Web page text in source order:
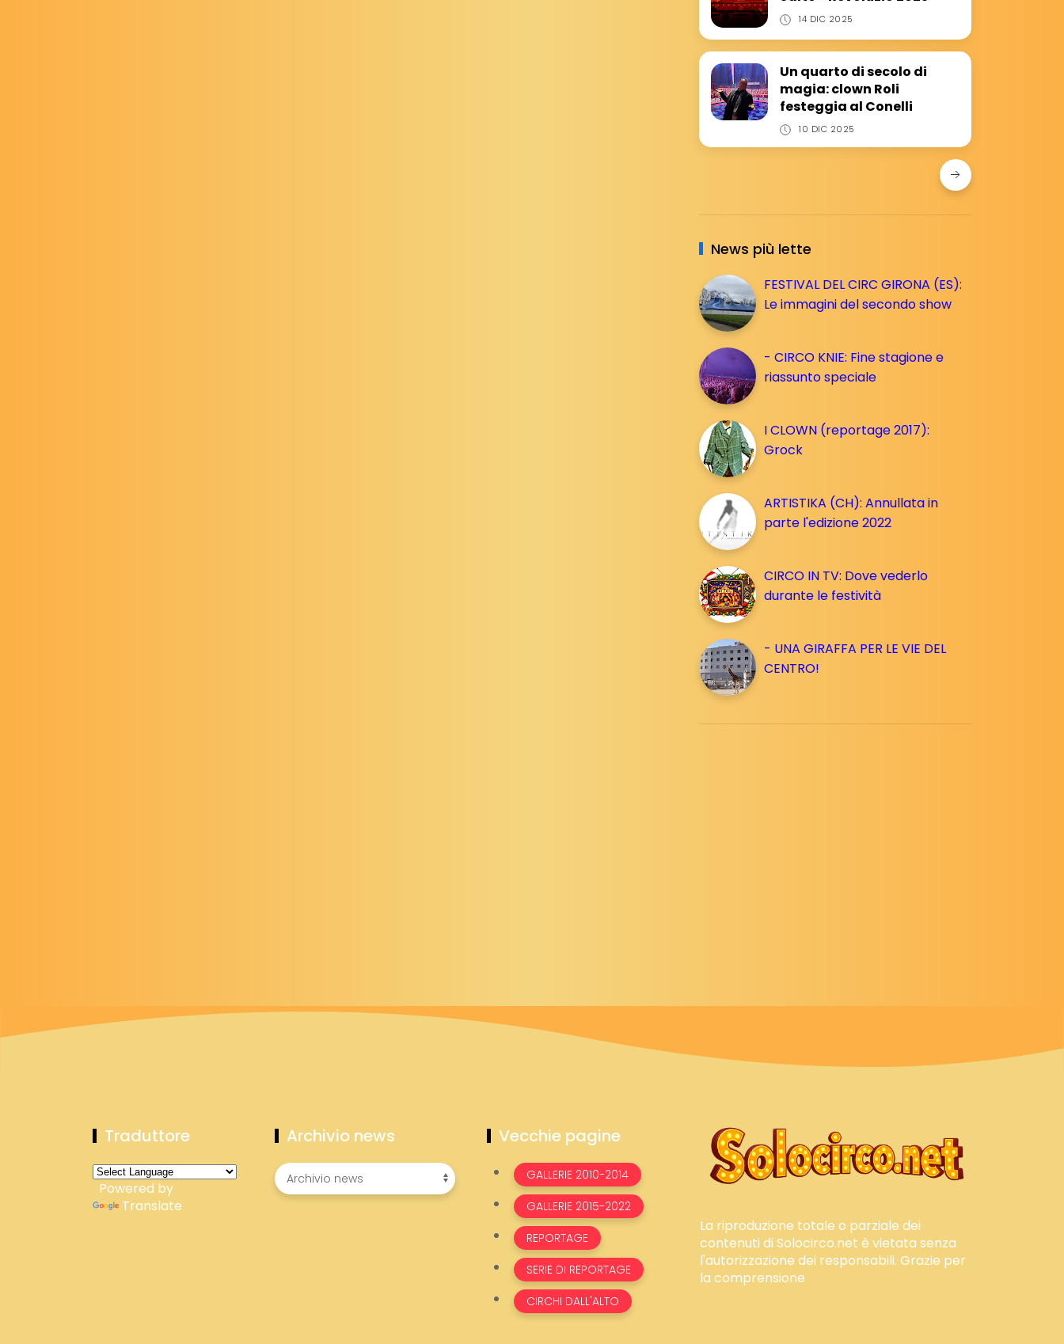
14 DIC 2025
Un quarto di secolo di
magia: clown Roli
festeggia al Conelli
10 DIC 2025
News più lette
FESTIVAL DEL CIRC GIRONA (ES):
Le immagini del secondo show
- CIRCO KNIE: Fine stagione e
riassunto speciale
I CLOWN (reportage 2017):
Grock
ARTISTIKA (CH): Annullata in
parte l'edizione 2022
CIRCO IN TV: Dove vederlo
durante le festività
- UNA GIRAFFA PER LE VIE DEL
CENTRO!
Traduttore
Powered by
Translate
Archivio news Vecchie pagine
GALLERIE 2010-2014
GALLERIE 2015-2022
REPORTAGE
SERIE DI REPORTAGE
CIRCHI DALL'ALTO
La riproduzione totale o parziale dei
contenuti di Solocirco.net è vietata senza
l'autorizzazione dei responsabili. Grazie per
la comprensione